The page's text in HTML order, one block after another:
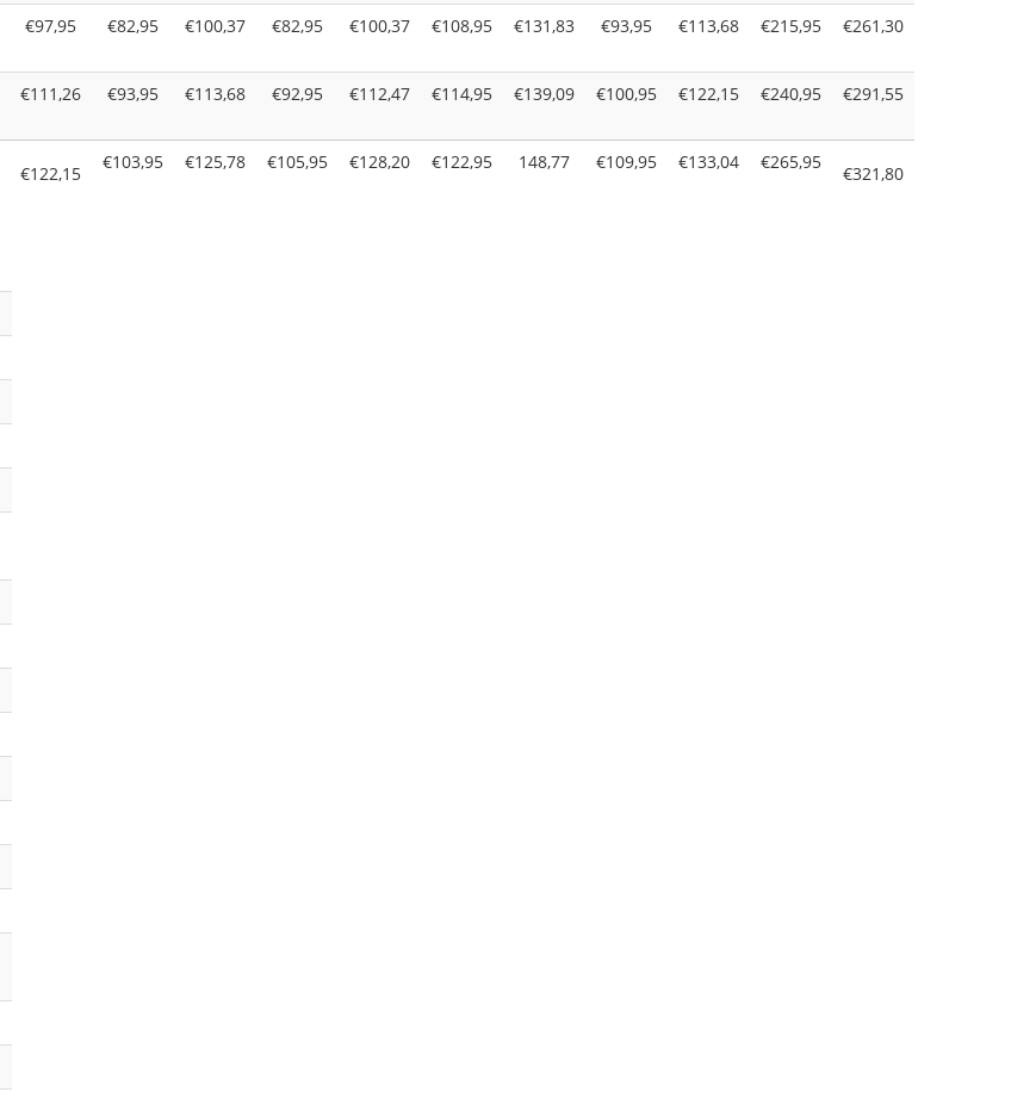
€97,95 €82,95 €100,37 €82,95 €100,37 €108,95 €131,83 €93,95 €113,68 €215,95 €261,30
€111,26 €93,95 €113,68 €92,95 €112,47 €114,95 €139,09 €100,95 €122,15 €240,95 €291,55
€122,15
€103,95 €125,78 €105,95 €128,20 €122,95 148,77 €109,95 €133,04 €265,95
€321,80